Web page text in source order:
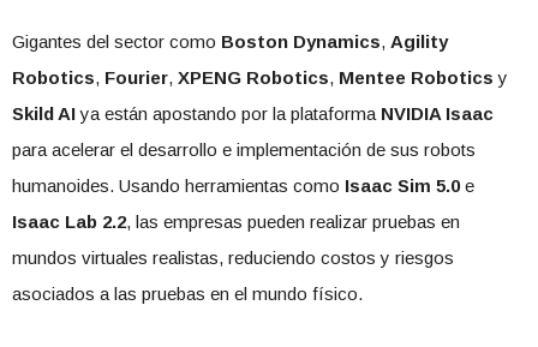
Gigantes del sector como Boston Dynamics, Agility
Robotics, Fourier, XPENG Robotics, Mentee Robotics y
Skild AIya están apostando por la plataforma NVIDIA Isaac
para acelerar el desarrollo e implementación de sus robots
humanoides. Usando herramientas como Isaac Sim 5.0e
Isaac Lab 2.2, las empresas pueden realizar pruebas en
mundos virtuales realistas, reduciendo costos y riesgos
asociados a las pruebas en el mundo físico.